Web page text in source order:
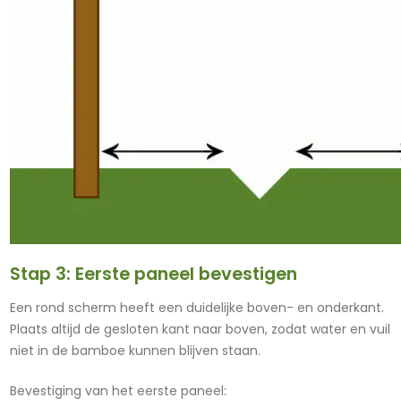
Stap 3: Eerste paneel bevestigen
Een rond scherm heeft een duidelijke boven- en onderkant.
Plaats altijd de gesloten kant naar boven, zodat water en vuil
niet in de bamboe kunnen blijven staan.
Bevestiging van het eerste paneel: